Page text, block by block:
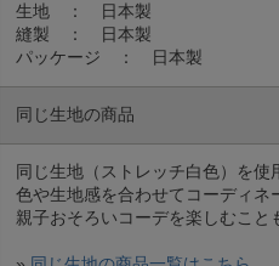
生地 ： 日本製
縫製 ： 日本製
パッケージ ： 日本製
同じ生地の商品
同じ生地（ストレッチ白色）を使
色や生地感を合わせてコーディネ
親子おそろいコーデを楽しむこと